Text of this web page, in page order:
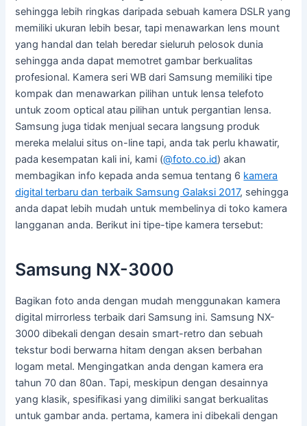
sehingga lebih ringkas daripada sebuah kamera DSLR yang
memiliki ukuran lebih besar, tapi menawarkan lens mount
yang handal dan telah beredar sieluruh pelosok dunia
sehingga anda dapat memotret gambar berkualitas
profesional. Kamera seri WB dari Samsung memiliki tipe
kompak dan menawarkan pilihan untuk lensa telefoto
untuk zoom optical atau pilihan untuk pergantian lensa.
Samsung juga tidak menjual secara langsung produk
mereka melalui situs on-line tapi, anda tak perlu khawatir,
pada kesempatan kali ini, kami (@foto.co.id) akan
membagikan info kepada anda semua tentang 6 kamera
digital terbaru dan terbaik Samsung Galaksi 2017, sehingga
anda dapat lebih mudah untuk membelinya di toko kamera
langganan anda. Berikut ini tipe-tipe kamera tersebut:
Samsung NX-3000
Bagikan foto anda dengan mudah menggunakan kamera
digital mirrorless terbaik dari Samsung ini. Samsung NX-
3000 dibekali dengan desain smart-retro dan sebuah
tekstur bodi berwarna hitam dengan aksen berbahan
logam metal. Mengingatkan anda dengan kamera era
tahun 70 dan 80an. Tapi, meskipun dengan desainnya
yang klasik, spesifikasi yang dimiliki sangat berkualitas
untuk gambar anda. pertama, kamera ini dibekali dengan